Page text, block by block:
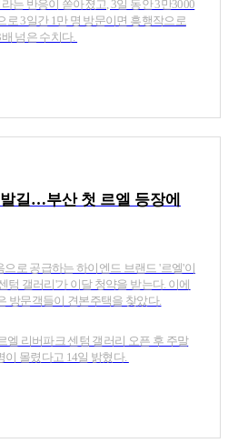
는 반응이 쏟아졌고, 3일 동안 3만3000
로 3일간 1만 명 방문이면 흥행작으로
넘은 수치다.​
길…부산 첫 르엘 등장에
로 공급하는 하이엔드 브랜드 '르엘'이
텀 갤러리'가 이달 청약을 받는다. 이에
방문객들이 견본주택을 찾았다.
엘 리버파크 센텀 갤러리 오픈 후 주말
이 몰렸다고 14일 밝혔다.​